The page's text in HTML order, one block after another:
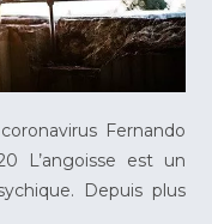
Fernando
L’angoisse est un
Depuis plus